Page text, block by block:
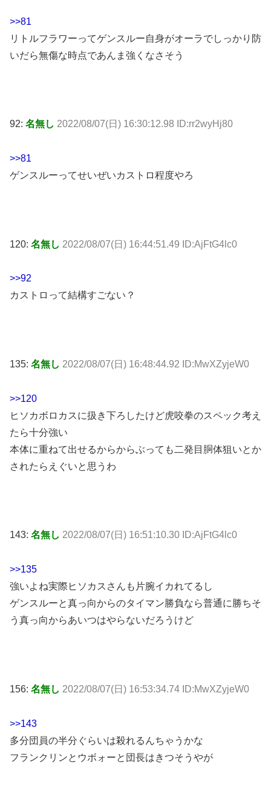
>>81
リトルフラワーってゲンスルー自身がオーラでしっかり防
いだら無傷な時点であんま強くなさそう
92: 名無し 2022/08/07(日) 16:30:12.98 ID:rr2wyHj80
>>81
ゲンスルーってせいぜいカストロ程度やろ
120: 名無し 2022/08/07(日) 16:44:51.49 ID:AjFtG4lc0
>>92
カストロって結構すごない？
135: 名無し 2022/08/07(日) 16:48:44.92 ID:MwXZyjeW0
>>120
ヒソカボロカスに扱き下ろしたけど虎咬拳のスペック考え
たら十分強い
本体に重ねて出せるからからぶっても二発目胴体狙いとか
されたらえぐいと思うわ
143: 名無し 2022/08/07(日) 16:51:10.30 ID:AjFtG4lc0
>>135
強いよね実際ヒソカスさんも片腕イカれてるし
ゲンスルーと真っ向からのタイマン勝負なら普通に勝ちそ
う真っ向からあいつはやらないだろうけど
156: 名無し 2022/08/07(日) 16:53:34.74 ID:MwXZyjeW0
>>143
多分団員の半分ぐらいは殺れるんちゃうかな
フランクリンとウボォーと団長はきつそうやが